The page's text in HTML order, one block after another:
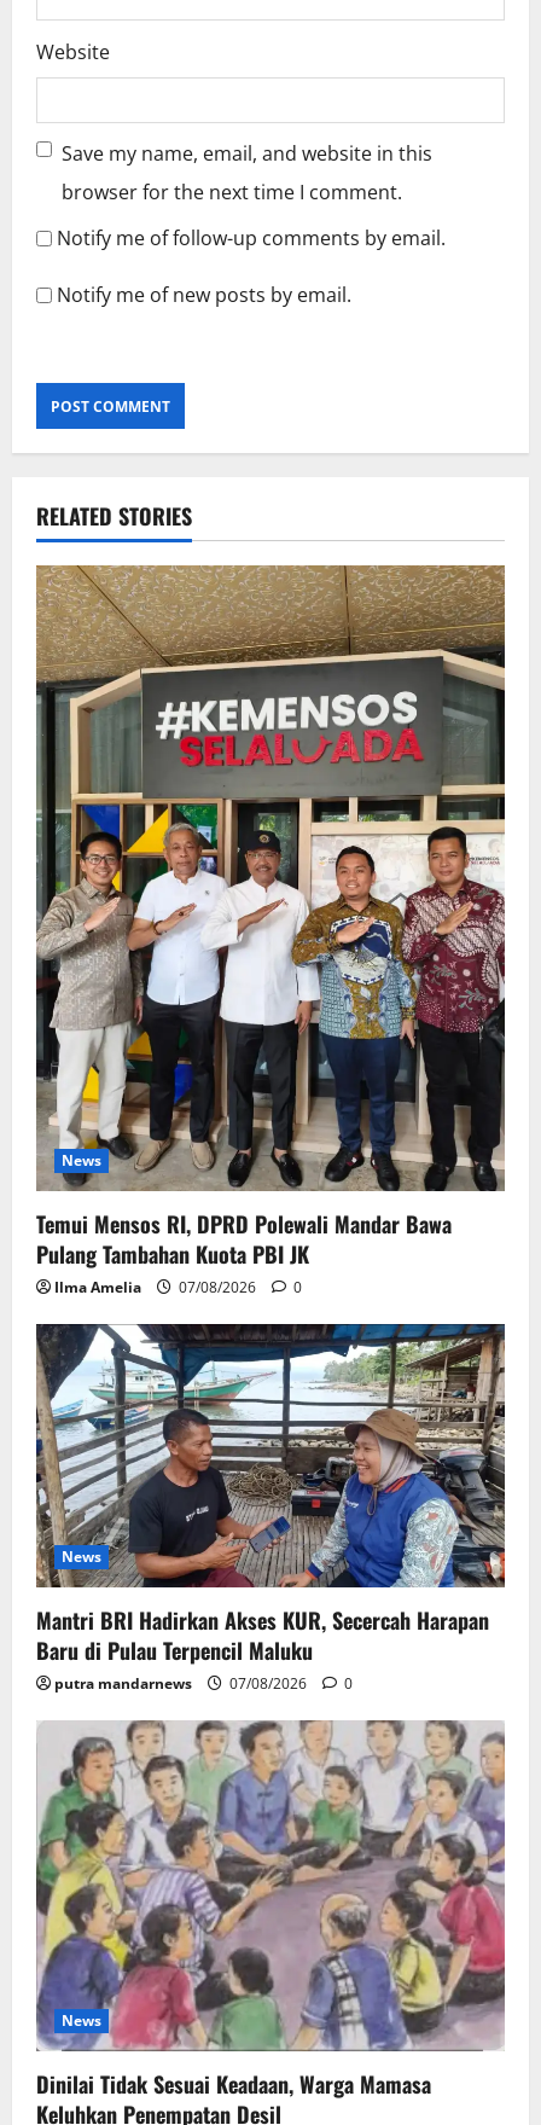
Website
Save my name, email, and website in this
browser for the next time I comment.
Notify me of follow-up comments by email.
Notify me of new posts by email.
RELATED STORIES
News
Temui Mensos RI, DPRD Polewali Mandar Bawa
Pulang Tambahan Kuota PBI JK
Ilma Amelia 07/08/2026 0
News
Mantri BRI Hadirkan Akses KUR, Secercah Harapan
Baru di Pulau Terpencil Maluku
putra mandarnews 07/08/2026 0
News
Dinilai Tidak Sesuai Keadaan, Warga Mamasa
Keluhkan Penempatan Desil